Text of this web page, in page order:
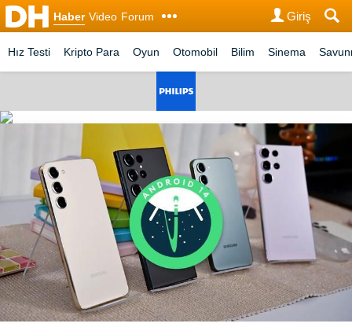
Haber Video Forum Giriş
Hız Testi Kripto Para Oyun Otomobil Bilim Sinema